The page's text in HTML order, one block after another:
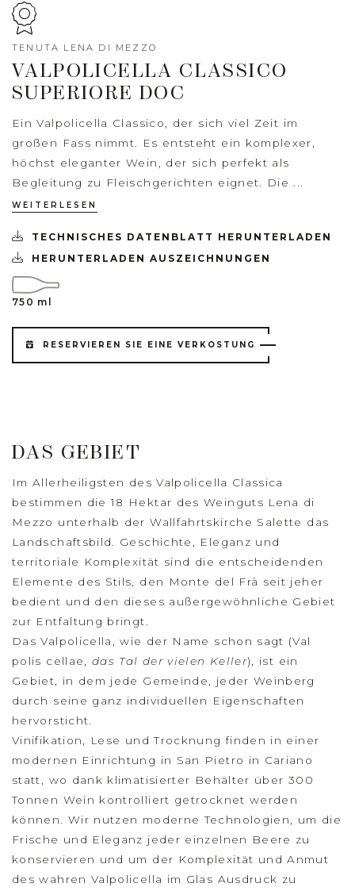
TENUTA LENA DI MEZZO
VALPOLICELLA CLASSICO
SUPERIORE DOC
Ein Valpolicella Classico, der sich viel Zeit im
großen Fass nimmt. Es entsteht ein komplexer,
höchst eleganter Wein, der sich perfekt als
Begleitung zu Fleischgerichten eignet. Die ...
WEITERLESEN
TECHNISCHES DATENBLATT HERUNTERLADEN
HERUNTERLADEN AUSZEICHNUNGEN
750 ml
RESERVIEREN SIE EINE VERKOSTUNG
DAS GEBIET
Im Allerheiligsten des Valpolicella Classica
bestimmen die 18 Hektar des Weinguts Lena di
Mezzo unterhalb der Wallfahrtskirche Salette das
Landschaftsbild. Geschichte, Eleganz und
territoriale Komplexität sind die entscheidenden
Elemente des Stils, den Monte del Frà seit jeher
bedient und den dieses außergewöhnliche Gebiet
zur Entfaltung bringt.
Das Valpolicella, wie der Name schon sagt (Val
polis cellae,das Tal der vielen Keller), ist ein
Gebiet, in dem jede Gemeinde, jeder Weinberg
durch seine ganz individuellen Eigenschaften
hervorsticht.
Vinifikation, Lese und Trocknung finden in einer
modernen Einrichtung in San Pietro in Cariano
statt, wo dank klimatisierter Behälter über 300
Tonnen Wein kontrolliert getrocknet werden
können. Wir nutzen moderne Technologien, um die
Frische und Eleganz jeder einzelnen Beere zu
konservieren und um der Komplexität und Anmut
des wahren Valpolicella im Glas Ausdruck zu